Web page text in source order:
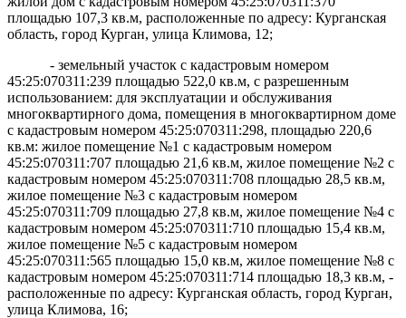
площадью 107,3 кв.м, расположенные по адресу: Курганская
область, город Курган, улица Климова, 12;
- земельный участок с кадастровым номером
45:25:070311:239 площадью 522,0 кв.м, с разрешенным
использованием: для эксплуатации и обслуживания
многоквартирного дома, помещения в многоквартирном доме
с кадастровым номером 45:25:070311:298, площадью 220,6
кв.м: жилое помещение №1 с кадастровым номером
45:25:070311:707 площадью 21,6 кв.м, жилое помещение №2 с
кадастровым номером 45:25:070311:708 площадью 28,5 кв.м,
жилое помещение №3 с кадастровым номером
45:25:070311:709 площадью 27,8 кв.м, жилое помещение №4 с
кадастровым номером 45:25:070311:710 площадью 15,4 кв.м,
жилое помещение №5 с кадастровым номером
45:25:070311:565 площадью 15,0 кв.м, жилое помещение №8 с
кадастровым номером 45:25:070311:714 площадью 18,3 кв.м, -
расположенные по адресу: Курганская область, город Курган,
улица Климова, 16;